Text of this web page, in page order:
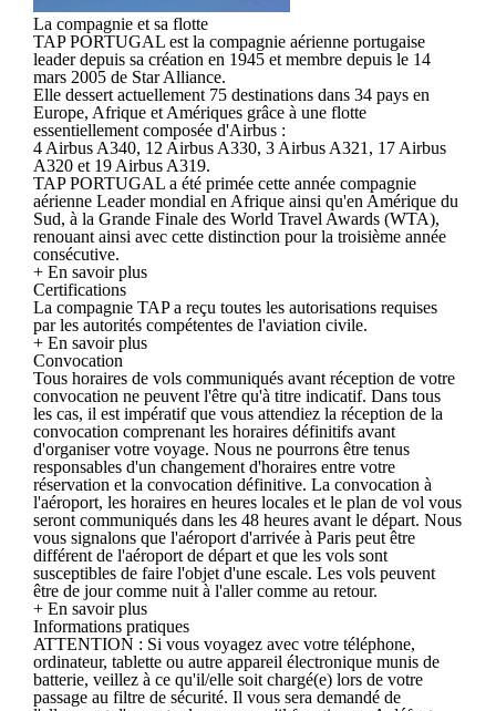
La compagnie et sa flotte
TAP PORTUGAL est la compagnie aérienne portugaise
leader depuis sa création en 1945 et membre depuis le 14
mars 2005 de Star Alliance.
Elle dessert actuellement 75 destinations dans 34 pays en
Europe, Afrique et Amériques grâce à une flotte
essentiellement composée d'Airbus :
4 Airbus A340, 12 Airbus A330, 3 Airbus A321, 17 Airbus
A320 et 19 Airbus A319.
TAP PORTUGAL a été primée cette année compagnie
aérienne Leader mondial en Afrique ainsi qu'en Amérique du
Sud, à la Grande Finale des World Travel Awards (WTA),
renouant ainsi avec cette distinction pour la troisième année
consécutive.
+ En savoir plus
Certifications
La compagnie TAP a reçu toutes les autorisations requises
par les autorités compétentes de l'aviation civile.
+ En savoir plus
Convocation
Tous horaires de vols communiqués avant réception de votre
convocation ne peuvent l'être qu'à titre indicatif. Dans tous
les cas, il est impératif que vous attendiez la réception de la
convocation comprenant les horaires définitifs avant
d'organiser votre voyage. Nous ne pourrons être tenus
responsables d'un changement d'horaires entre votre
réservation et la convocation définitive. La convocation à
l'aéroport, les horaires en heures locales et le plan de vol vous
seront communiqués dans les 48 heures avant le départ. Nous
vous signalons que l'aéroport d'arrivée à Paris peut être
différent de l'aéroport de départ et que les vols sont
susceptibles de faire l'objet d'une escale. Les vols peuvent
être de jour comme nuit à l'aller comme au retour.
+ En savoir plus
Informations pratiques
ATTENTION : Si vous voyagez avec votre téléphone,
ordinateur, tablette ou autre appareil électronique munis de
batterie, veillez à ce qu'il/elle soit chargé(e) lors de votre
passage au filtre de sécurité. Il vous sera demandé de